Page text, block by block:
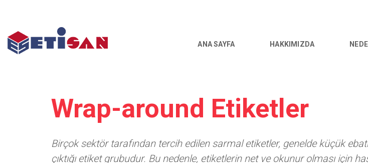
ANA SAYFA HAKKIMIZDA
Wrap-around Etiketler
Birçok sektör tarafından tercih edilen sarmal etiketler, genelde küçük
çıktığı etiket grubudur. Bu nedenle, etiketlerin net ve okunur olması için